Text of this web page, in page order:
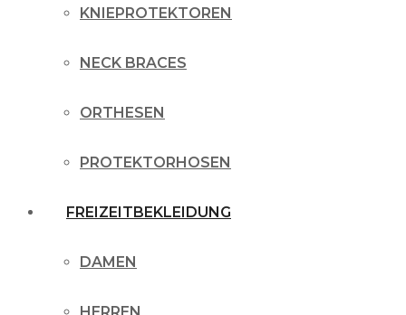
KNIEPROTEKTOREN
NECK BRACES
ORTHESEN
PROTEKTORHOSEN
FREIZEITBEKLEIDUNG
DAMEN